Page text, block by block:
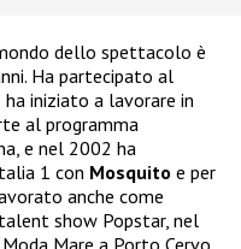
dello spettacolo è
Ha partecipato al
ha iniziato a lavorare in
al programma
e nel 2002 ha
1 con Mosquito e per
anche come
show Popstar, nel
Mare a Porto Cervo